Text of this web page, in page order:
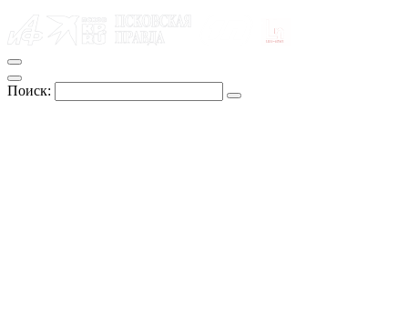
Поиск: